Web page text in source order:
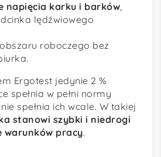
napięcia karku i barków,
lędźwiowego
roboczego bez
Ergotest jedynie 2 %
spełnia w pełni normy
spełnia ich wcale. W takiej
stanowi szybki i niedrogi
warunków pracy.